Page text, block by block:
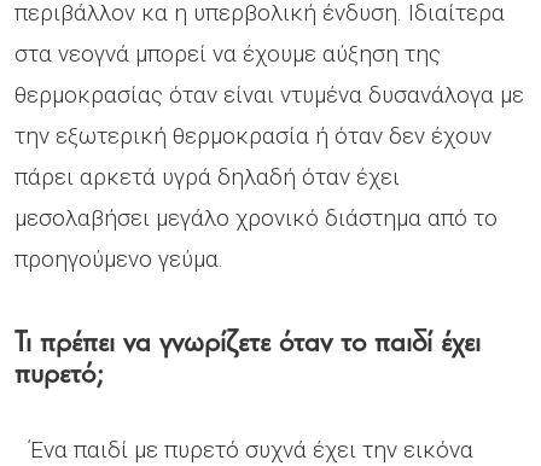
περιβάλλον κα η υπερβολική ένδυση. Ιδιαίτερα
στα νεογνά μπορεί να έχουμε αύξηση της
θερμοκρασίας όταν είναι ντυμένα δυσανάλογα με
την εξωτερική θερμοκρασία ή όταν δεν έχουν
πάρει αρκετά υγρά δηλαδή όταν έχει
μεσολαβήσει μεγάλο χρονικό διάστημα από το
προηγούμενο γεύμα.
Τι πρέπει να γνωρίζετε όταν το παιδί έχει
πυρετό;
Ένα παιδί με πυρετό συχνά έχει την εικόνα